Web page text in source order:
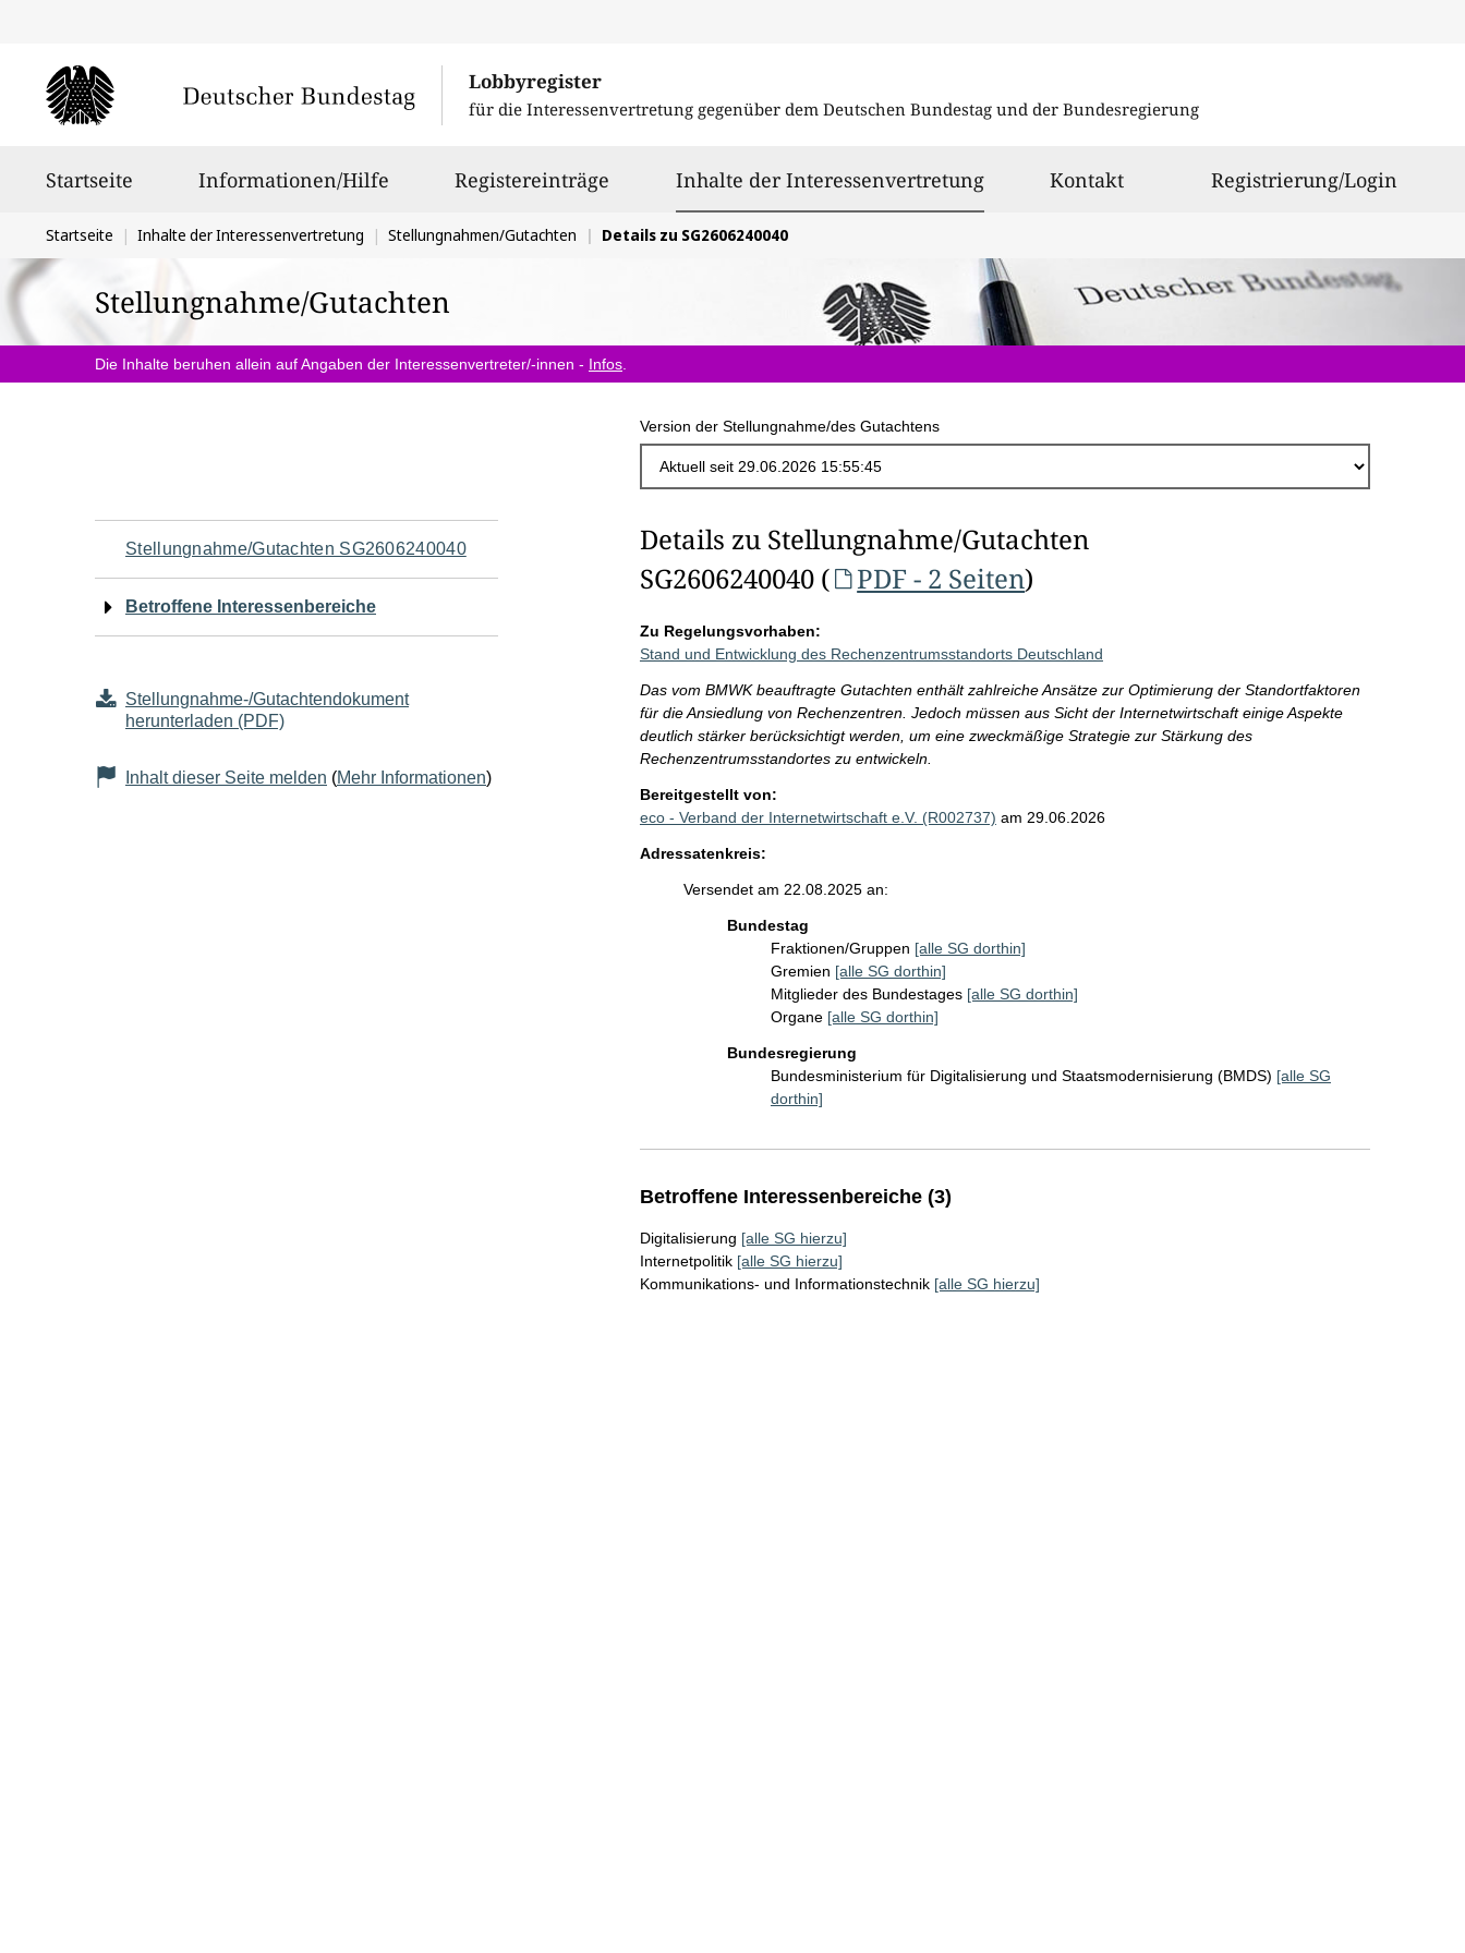
Lobbyregister
für die Interessenvertretung gegenüber dem Deutschen Bundestag und der Bundesregierung
Startseite Informationen/Hilfe Registereinträge Inhalte der Interessenvertretungausgewählt
Kontakt Registrierung/Login
Sie
befinden
sich
hier:
Startseite Inhalte der Interessenvertretung Stellungnahmen/Gutachten Details zu SG2606240040
Stellungnahme/Gutachten
Die Inhalte beruhen allein auf Angaben der Interessenvertreter/-innen - Infos
Version der Stellungnahme/des Gutachtens
Navigation
für
Seiteninhalt
Stellungnahme/Gutachten SG2606240040
Betroffene Interessenbereiche
Stellungnahme-/Gutachtendokument
herunterladen (PDF)
Inhalt dieser Seite melden (Mehr Informationen)
Details zu Stellungnahme/Gutachten
SG2606240040 (
PDF - 2 Seiten)
Zu Regelungsvorhaben:
Stand und Entwicklung des Rechenzentrumsstandorts Deutschland
Das vom BMWK beauftragte Gutachten enthält zahlreiche Ansätze zur Optimierung der Standortfaktoren
für die Ansiedlung von Rechenzentren. Jedoch müssen aus Sicht der Internetwirtschaft einige Aspekte
deutlich stärker berücksichtigt werden, um eine zweckmäßige Strategie zur Stärkung des
Rechenzentrumsstandortes zu entwickeln.
Bereitgestellt von:
eco - Verband der Internetwirtschaft e.V. (R002737) am 29.06.2026
Adressatenkreis:
Versendet am 22.08.2025 an:
Bundestag
Fraktionen/Gruppen [alle SG dorthin]
Gremien [alle SG dorthin]
Mitglieder des Bundestages [alle SG dorthin]
Organe [alle SG dorthin]
Bundesregierung
Bundesministerium für Digitalisierung und Staatsmodernisierung (BMDS) [alle SG
dorthin]
Betroffene Interessenbereiche (3)
Digitalisierung [alle SG hierzu]
Internetpolitik [alle SG hierzu]
Kommunikations- und Informationstechnik [alle SG hierzu]